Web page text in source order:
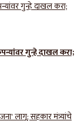
गुन्हे दाखल करा;